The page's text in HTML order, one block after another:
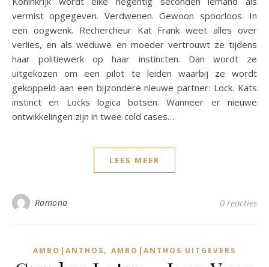
vermist opgegeven. Verdwenen. Gewoon spoorloos. In
een oogwenk. Rechercheur Kat Frank weet alles over
verlies, en als weduwe en moeder vertrouwt ze tijdens
haar politiewerk op haar instincten. Dan wordt ze
uitgekozen om een pilot te leiden waarbij ze wordt
gekoppeld aan een bijzondere nieuwe partner: Lock. Kats
instinct en Locks logica botsen. Wanneer er nieuwe
ontwikkelingen zijn in twee cold cases…
LEES MEER
Ramona 0 reacties
AMBO|ANTHOS, AMBO|ANTHOS UITGEVERS